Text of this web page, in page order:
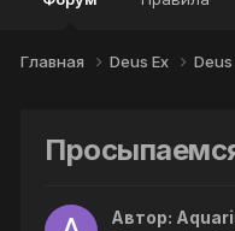
Главная Deus Ex Deus
Автор: